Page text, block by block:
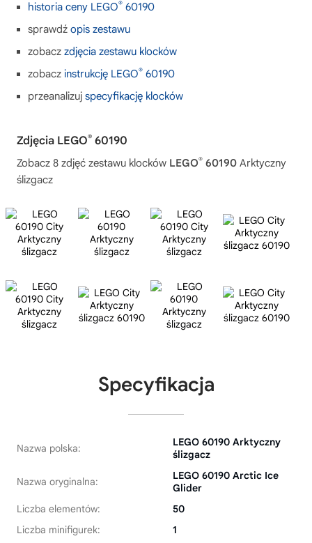
historia ceny LEGO® 60190
sprawdź opis zestawu
zobacz zdjęcia zestawu klocków
zobacz instrukcję LEGO® 60190
przeanalizuj specyfikację klocków
Zdjęcia LEGO® 60190
Zobacz 8 zdjęć zestawu klocków LEGO® 60190 Arktyczny
ślizgacz
Specyfikacja
Nazwa polska:
LEGO 60190 Arktyczny
ślizgacz
Nazwa oryginalna:
LEGO 60190 Arctic Ice
Glider
Liczba elementów:
50
Liczba minifigurek:
1